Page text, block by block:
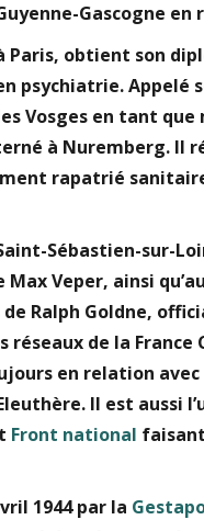
Gascogne en
obtient son
psychiatrie. Appelé
Vosges en tant
à Nuremberg. Il
rapatrié
Sébastien-sur-
Veper, ainsi
Ralph Goldne,
réseaux de la
en relation
Il est aussi
Front national
1944 par la